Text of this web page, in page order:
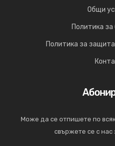
Общи
Политика за
Политика за
Може да се отпишете по
свържете се с нас